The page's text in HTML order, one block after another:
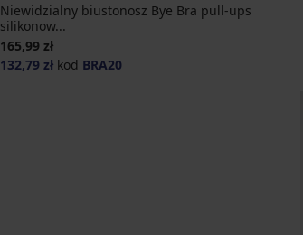
Niewidzialny biustonosz Bye Bra pull-ups
silikonow...
165,99 zł
132,79 złkod BRA20